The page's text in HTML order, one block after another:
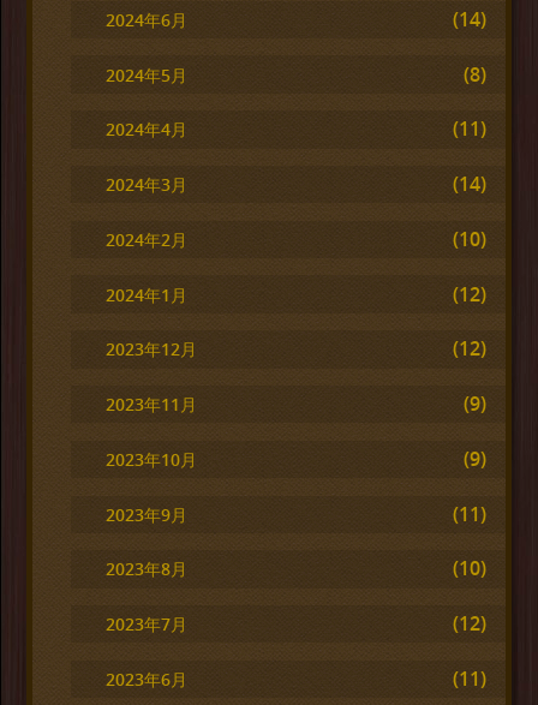
2024年6月 (14)
2024年5月 (8)
2024年4月 (11)
2024年3月 (14)
2024年2月 (10)
2024年1月 (12)
2023年12月 (12)
2023年11月 (9)
2023年10月 (9)
2023年9月 (11)
2023年8月 (10)
2023年7月 (12)
2023年6月 (11)